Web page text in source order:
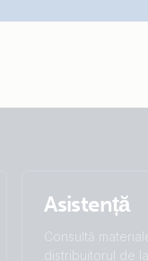
Asistență
Consultă
distribuitorul de